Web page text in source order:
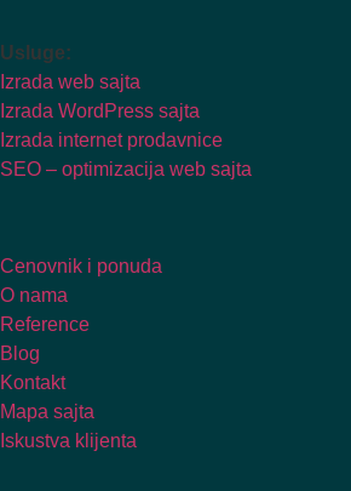
Usluge:
Izrada web sajta
Izrada WordPress sajta
Izrada internet prodavnice
SEO – optimizacija web sajta
Cenovnik i ponuda
O nama
Reference
Blog
Kontakt
Mapa sajta
Iskustva klijenta